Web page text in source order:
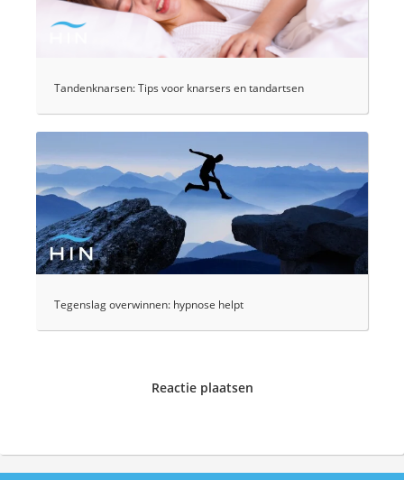
Tandenknarsen: Tips voor knarsers en tandartsen
Tegenslag overwinnen: hypnose helpt
Reactie plaatsen